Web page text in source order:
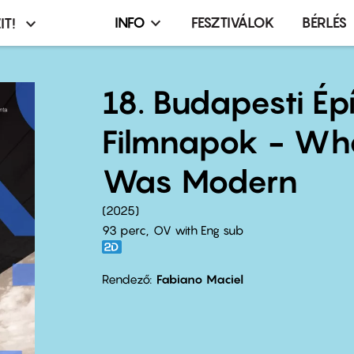
Infó,
terembérlés
menü
INFO FESZTIVÁLOK BÉRLÉS
18. Budapesti
Filmnapok -
Was Modern
2025
93 perc,
OV with Eng sub
Rendező Fabiano Maciel